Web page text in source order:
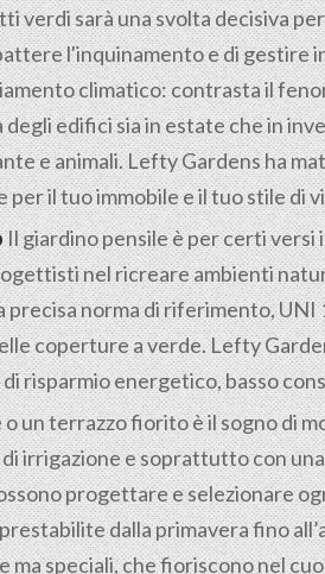
verdi sarà una svolta decisiva
l'inquinamento e di gestire
climatico: contrasta il
edifici sia in estate che in
e animali. Lefty Gardens ha
il tuo immobile e il tuo stile di
Il giardino pensile è per certi
nel ricreare ambienti
norma di riferimento,
coperture a verde. Lefty
risparmio energetico, basso
un terrazzo fiorito è il sogno di
irrigazione e soprattutto con
progettare e selezionare
dalla primavera fino
speciali, che fioriscono nel